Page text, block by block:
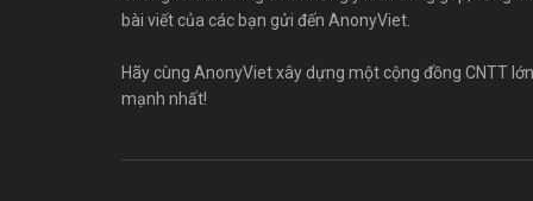
bài viết của các bạn gửi đến AnonyViet.
Hãy cùng AnonyViet xây dựng một cộng đồng CNTT lớn
mạnh nhất!